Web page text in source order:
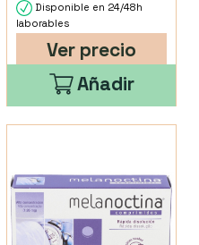
Disponible en 24/48h
laborables
Ver precio
Añadir